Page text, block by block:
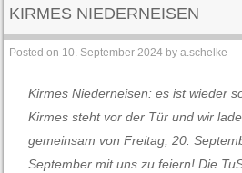
KIRMES NIEDERNEISEN
Posted on 10. September 2024 bya.schelke
Kirmes Niederneisen: es ist wieder
Kirmes steht vor der Tür und wir
gemeinsam von Freitag, 20.
September mit uns zu feiern! Die